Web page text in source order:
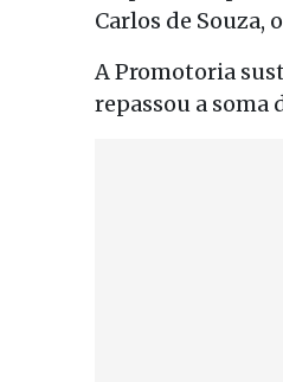
Carlos de Souza,
A Promotoria
repassou a soma